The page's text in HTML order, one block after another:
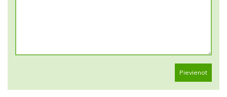
Pievienot